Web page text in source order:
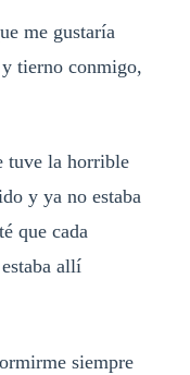
me gustaría
tierno conmigo,
tuve la horrible
y ya no estaba
que cada
allí
siempre